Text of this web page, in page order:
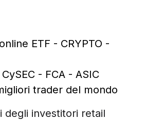
ETF - CRYPTO -
- FCA - ASIC
trader del mondo
degli investitori retail